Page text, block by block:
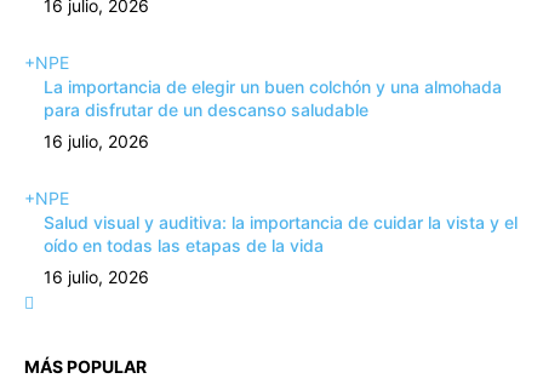
16 julio, 2026
+NPE
La importancia de elegir un buen colchón y una almohada
para disfrutar de un descanso saludable
16 julio, 2026
+NPE
Salud visual y auditiva: la importancia de cuidar la vista y el
oído en todas las etapas de la vida
16 julio, 2026
MÁS POPULAR